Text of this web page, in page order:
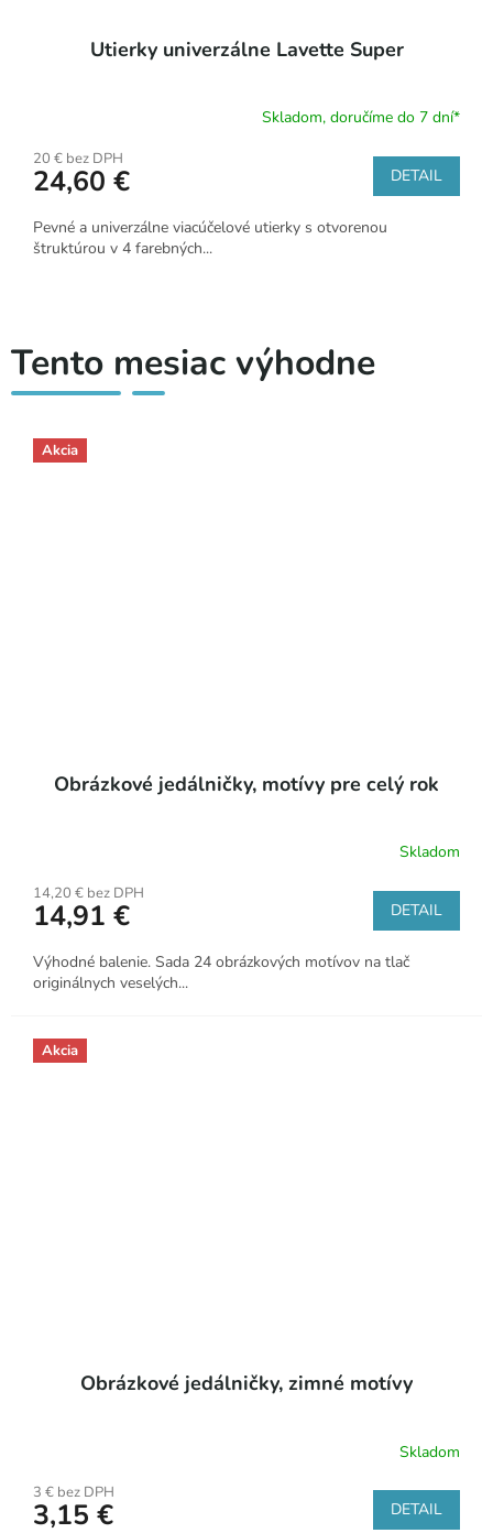
Utierky univerzálne Lavette Super
Skladom, doručíme do 7 dní*
20 € bez DPH
24,60 € DETAIL
Pevné a univerzálne viacúčelové utierky s otvorenou
štruktúrou v 4 farebných...
Tento mesiac výhodne
Akcia
Obrázkové jedálničky, motívy pre celý rok
Skladom
14,20 € bez DPH
14,91 € DETAIL
Výhodné balenie. Sada 24 obrázkových motívov na tlač
originálnych veselých...
Akcia
Obrázkové jedálničky, zimné motívy
Skladom
3 € bez DPH
3,15 € DETAIL